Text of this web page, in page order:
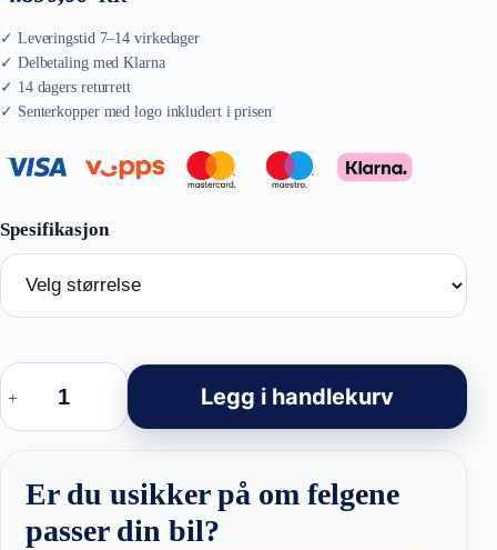
Racingline
Mercedes
felger
antall
Legg i handlekurv
Er du usikker på om felgene
passer din bil?